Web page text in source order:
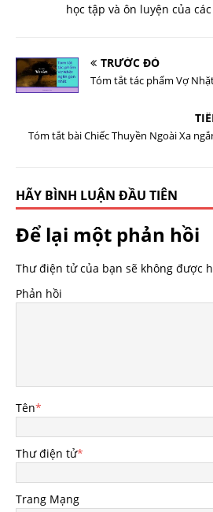
học tập và ôn luyện của
TRƯỚC ĐÓ
Tóm tắt tác phẩm Vợ
Tóm tắt bài Chiếc Thuyền Ngoài Xa
HÃY BÌNH LUẬN ĐẦU TIÊN
Để lại một phản hồi
Thư điện tử của bạn sẽ không được
Phản hồi
Tên*
Thư điện tử*
Trang Mạng